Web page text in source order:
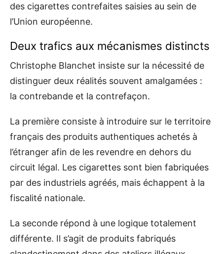
des cigarettes contrefaites saisies au sein de
l’Union européenne.
Deux trafics aux mécanismes distincts
Christophe Blanchet insiste sur la nécessité de
distinguer deux réalités souvent amalgamées :
la contrebande et la contrefaçon.
La première consiste à introduire sur le territoire
français des produits authentiques achetés à
l’étranger afin de les revendre en dehors du
circuit légal. Les cigarettes sont bien fabriquées
par des industriels agréés, mais échappent à la
fiscalité nationale.
La seconde répond à une logique totalement
différente. Il s’agit de produits fabriqués